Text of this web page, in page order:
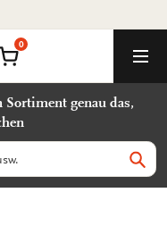
Warenkorb
0
genau das,